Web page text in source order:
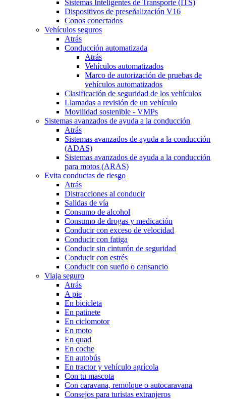
Sistemas Inteligentes de Transporte (ITS)
Dispositivos de preseñalización V16
Conos conectados
Vehículos seguros
Atrás
Conducción automatizada
Atrás
Vehículos automatizados
Marco de autorización de pruebas de
vehículos automatizados
Clasificación de seguridad de los vehículos
Llamadas a revisión de un vehículo
Movilidad sostenible - VMPs
Sistemas avanzados de ayuda a la conducción
Atrás
Sistemas avanzados de ayuda a la conducción
(ADAS)
Sistemas avanzados de ayuda a la conducción
para motos (ARAS)
Evita conductas de riesgo
Atrás
Distracciones al conducir
Salidas de vía
Consumo de alcohol
Consumo de drogas y medicación
Conducir con exceso de velocidad
Conducir con fatiga
Conducir sin cinturón de seguridad
Conducir con estrés
Conducir con sueño o cansancio
Viaja seguro
Atrás
A pie
En bicicleta
En patinete
En ciclomotor
En moto
En quad
En coche
En autobús
En tractor y vehículo agrícola
Con tu mascota
Con caravana, remolque o autocaravana
Consejos para turistas extranjeros